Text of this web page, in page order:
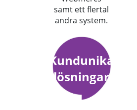
samt ett flertal
andra system.
Kundunika
lösningar